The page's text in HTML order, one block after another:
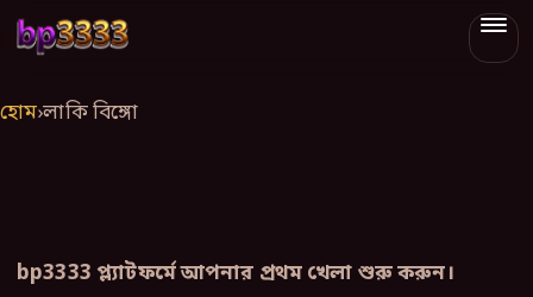
হোম›লাকি বিঙ্গো
bp3333 প্ল্যাটফর্মে আপনার প্রথম খেলা শুরু করুন।